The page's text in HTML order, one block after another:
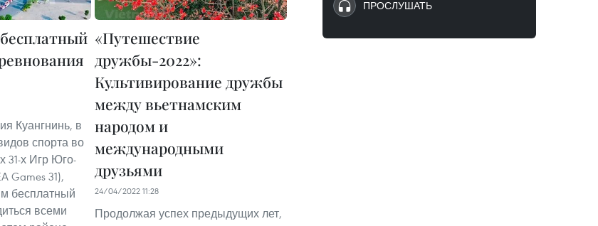
бесплатный
Куангнинь, в
спорта во
31-х Игр Юго-
Games 31),
бесплатный
всеми
«Путешествие
дружбы-2022»:
Культивирование дружбы
между вьетнамским
народом и
международными
друзьями
24/04/2022 11:28
Продолжая успех предыдущих лет,
ПРОСЛУШАТЬ